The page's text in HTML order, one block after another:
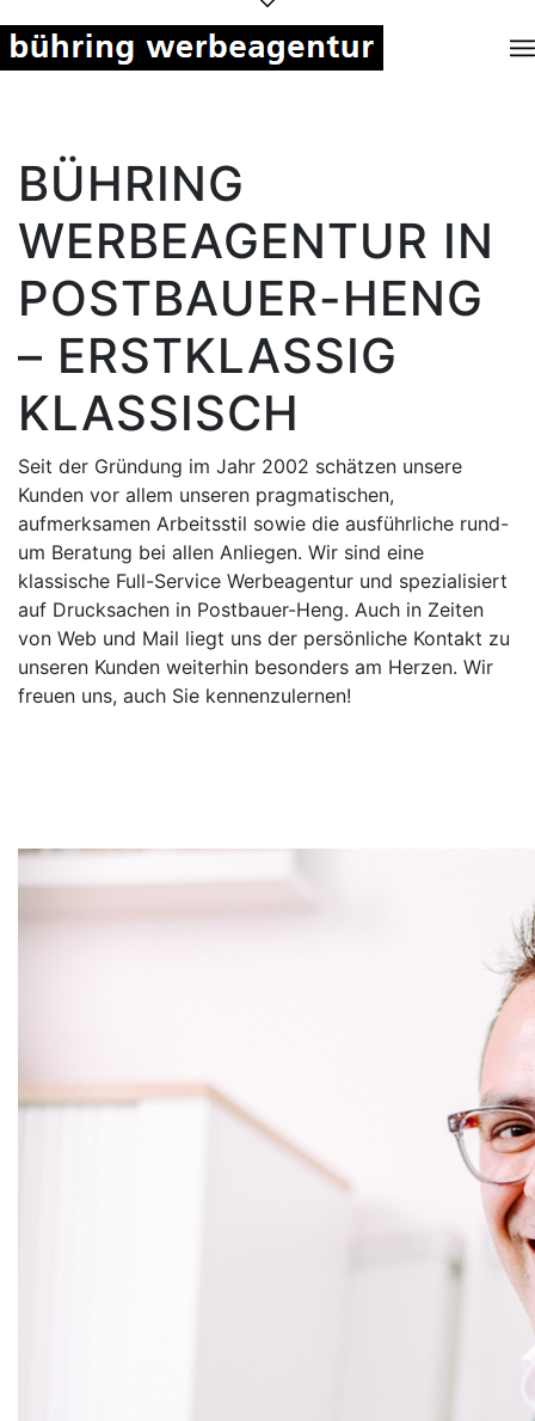
BÜHRING
WERBEAGENTUR IN
POSTBAUER-HENG
– ERSTKLASSIG
KLASSISCH
Seit der Gründung im Jahr 2002 schätzen unsere
Kunden vor allem unseren pragmatischen,
aufmerksamen Arbeitsstil sowie die ausführliche rund-
um Beratung bei allen Anliegen. Wir sind eine
klassische Full-Service Werbeagentur und spezialisiert
auf Drucksachen in Postbauer-Heng. Auch in Zeiten
von Web und Mail liegt uns der persönliche Kontakt zu
unseren Kunden weiterhin besonders am Herzen. Wir
freuen uns, auch Sie kennenzulernen!